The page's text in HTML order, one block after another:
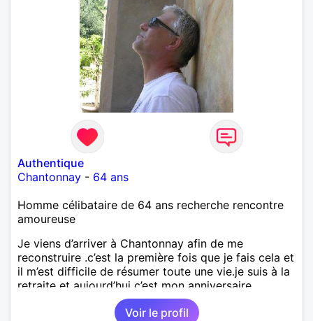
Authentique
Chantonnay - 64 ans
Homme célibataire de 64 ans recherche rencontre
amoureuse
Je viens d’arriver à Chantonnay afin de me
reconstruire .c’est la première fois que je fais cela et
il m’est difficile de résumer toute une vie.je suis à la
retraite et aujourd’hui c’est mon anniversaire
!J’aimerais rencontrer quelqu’un qui partage les
mêmes valeurs qui font de quelqu’un un être humain
Voir le profil